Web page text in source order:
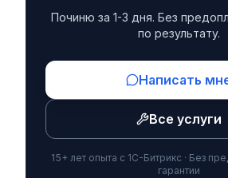
Починю за 1-3 дня. Без
по результату.
Написать
Все услуги
15+ лет опыта с 1С-Битрикс · Без
гарантии